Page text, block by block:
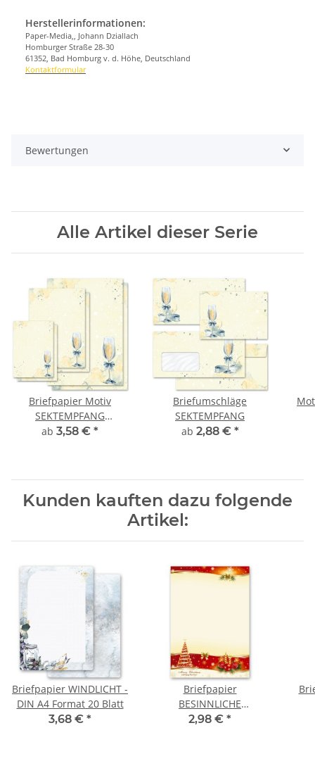
Herstellerinformationen:
Paper-Media,, Johann Dziallach
Homburger Straße 28-30
61352, Bad Homburg v. d. Höhe, Deutschland
Kontaktformular
Bewertungen
Alle Artikel dieser Serie
Briefpapier Motiv
SEKTEMPFANG
Einladung
ab 3,58 € *
Briefumschläge
SEKTEMPFANG
ab 2,88 € *
Kunden kauften dazu folgende
Artikel:
Briefpapier WINDLICHT -
DIN A4 Format 20 Blatt
3,68 € *
Briefpapier
BESINNLICHE
WEIHNACHT - DIN A4
2,98 € *